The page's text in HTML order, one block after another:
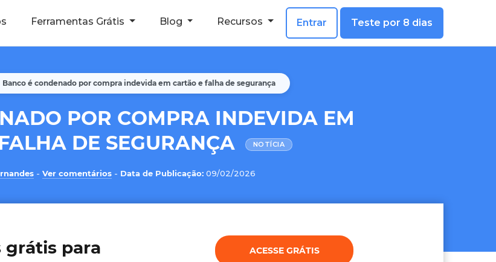
Ferramentas Grátis Blog Recursos Entrar Teste por 8 dias
Banco é condenado por compra indevida em cartão e falha de segurança
POR COMPRA INDEVIDA EM
DE SEGURANÇA
NOTÍCIA
- Ver comentários - Data de Publicação: 09/02/2026
grátis para
ACESSE GRÁTIS